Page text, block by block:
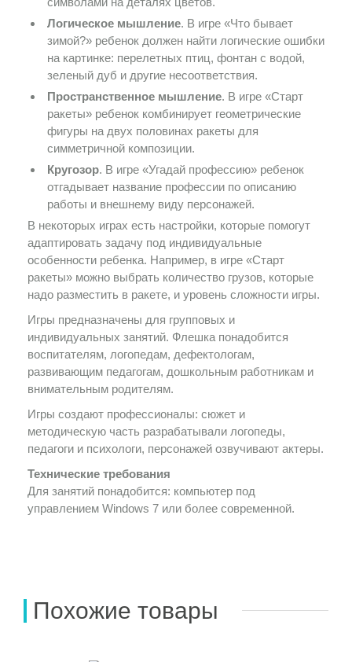
Логическое мышление. В игре «Что бывает
зимой?» ребенок должен найти логические ошибки
на картинке: перелетных птиц, фонтан с водой,
зеленый дуб и другие несоответствия.
Пространственное мышление. В игре «Старт
ракеты» ребенок комбинирует геометрические
фигуры на двух половинах ракеты для
симметричной композиции.
Кругозор. В игре «Угадай профессию» ребенок
отгадывает название профессии по описанию
работы и внешнему виду персонажей.
В некоторых играх есть настройки, которые помогут
адаптировать задачу под индивидуальные
особенности ребенка. Например, в игре «Старт
ракеты» можно выбрать количество грузов, которые
надо разместить в ракете, и уровень сложности игры.
Игры предназначены для групповых и
индивидуальных занятий. Флешка понадобится
воспитателям, логопедам, дефектологам,
развивающим педагогам, дошкольным работникам и
внимательным родителям.
Игры создают профессионалы: сюжет и
методическую часть разрабатывали логопеды,
педагоги и психологи, персонажей озвучивают актеры.
Технические требования
Для занятий понадобится: компьютер под
управлением Windows 7 или более современной.
Похожие товары